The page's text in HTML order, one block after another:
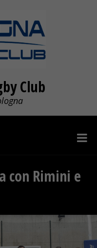
Club
con Rimini e